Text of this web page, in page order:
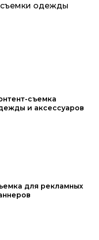
одежды
съемка
и аксессуаров
для рекламных